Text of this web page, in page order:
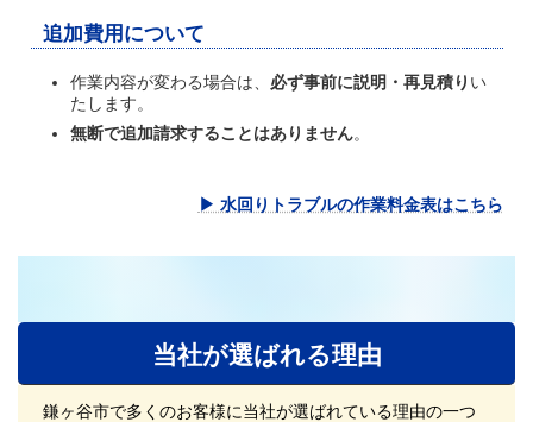
追加費用について
作業内容が変わる場合は、 必ず事前に説明・再見積り い
たします。
無断で追加請求することはありません。
▶ 水回りトラブルの作業料金表はこちら
当社が選ばれる理由
鎌ヶ谷市で多くのお客様に当社が選ばれている理由の一つ